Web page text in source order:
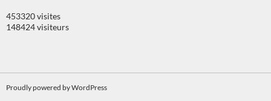
453320 visites
148424 visiteurs
Proudly powered by WordPress